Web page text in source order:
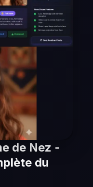
de Nez -
du